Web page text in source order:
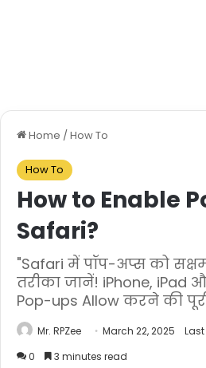
Home / How To
How To
How to Enable
Safari?
"Safari में पॉप-अप्स को
तरीका जानें! iPhone, iPad
Pop-ups Allow करने की
Mr. RPZee March 22, 2025
0
3 minutes read